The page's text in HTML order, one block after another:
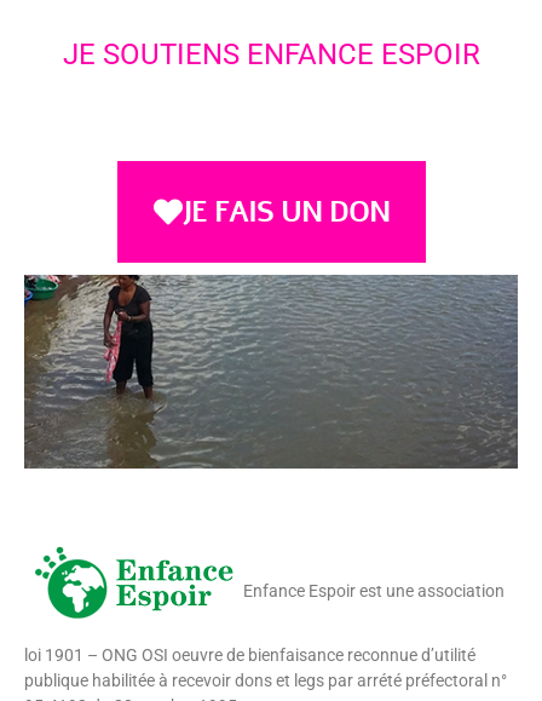
JE SOUTIENS ENFANCE ESPOIR
JE FAIS UN DON
Enfance Espoir est une association
loi 1901 – ONG OSI oeuvre de bienfaisance reconnue d’utilité
publique habilitée à recevoir dons et legs par arrété préfectoral n°